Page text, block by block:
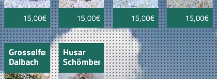
15,00€ 15,00€ 15,00€ 15,00€
Grosselfenger
Dalbach
Hexen
Husar
Schömberg
2